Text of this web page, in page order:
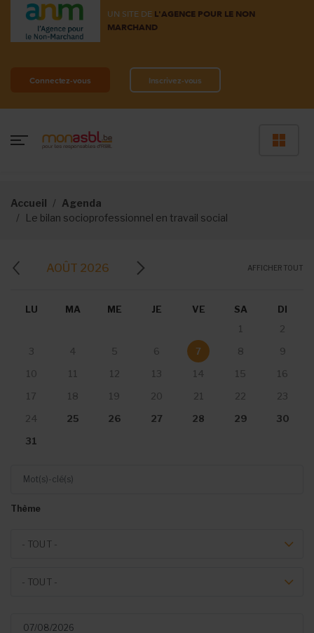
UN SITE DE L'AGENCE POUR LE NON
MARCHAND
Connectez-vous Inscrivez-vous
Accueil
Agenda
Le bilan socioprofessionnel en travail social
AOÛT 2026
LU MA ME JE VE SA
DI
1
2
3
4 5 6 7 8
9
10
11 12 13 14 15
16
17
18 19 20 21 22
23
24
25 26 27 28 29
30
31
AFFICHER TOUT
Thème
- TOUT -
- TOUT -